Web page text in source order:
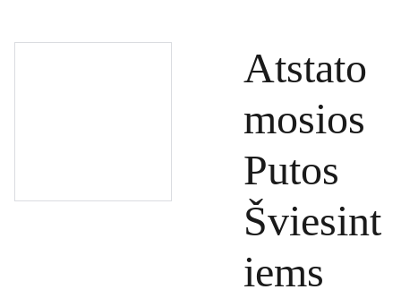
Atstato
mosios
Putos
Šviesint
iems